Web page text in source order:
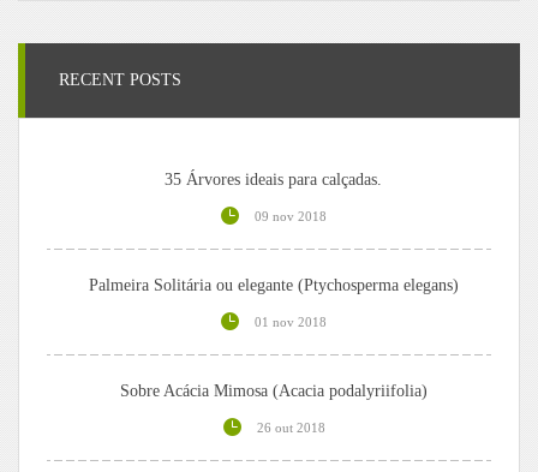
RECENT POSTS
35 Árvores ideais para calçadas.
09 nov 2018
Palmeira Solitária ou elegante (Ptychosperma elegans)
01 nov 2018
Sobre Acácia Mimosa (Acacia podalyriifolia)
26 out 2018